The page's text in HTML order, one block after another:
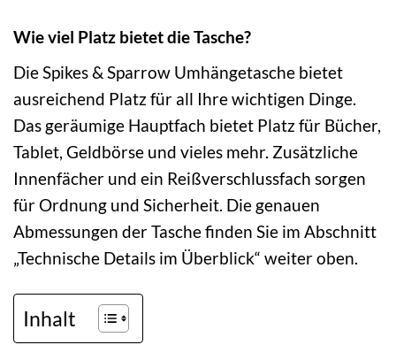
Wie viel Platz bietet die Tasche?
Die Spikes & Sparrow Umhängetasche bietet
ausreichend Platz für all Ihre wichtigen Dinge.
Das geräumige Hauptfach bietet Platz für Bücher,
Tablet, Geldbörse und vieles mehr. Zusätzliche
Innenfächer und ein Reißverschlussfach sorgen
für Ordnung und Sicherheit. Die genauen
Abmessungen der Tasche finden Sie im Abschnitt
„Technische Details im Überblick“ weiter oben.
Inhalt